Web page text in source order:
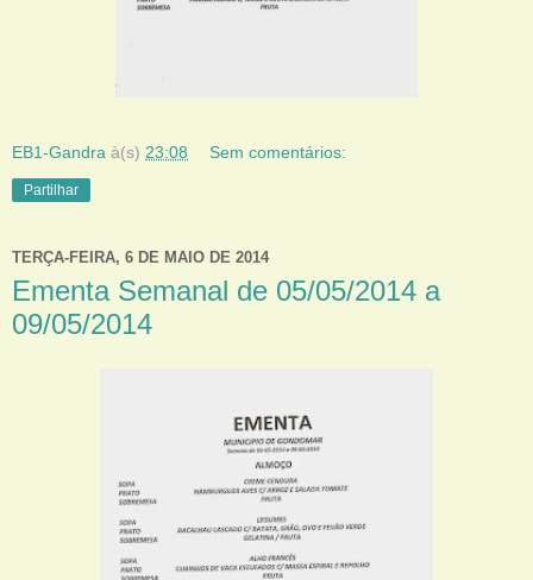
EB1-Gandra à(s) 23:08 Sem comentários:
Partilhar
TERÇA-FEIRA, 6 DE MAIO DE 2014
Ementa Semanal de 05/05/2014 a
09/05/2014